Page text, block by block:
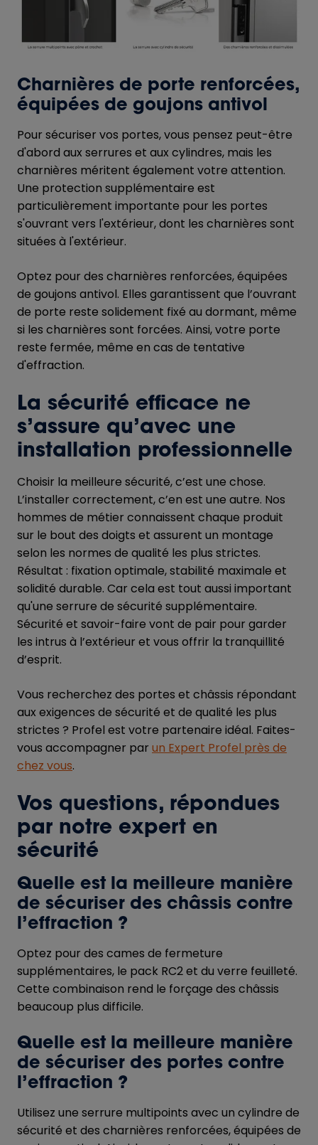
Charnières de porte renforcées,
équipées de goujons antivol
Pour sécuriser vos portes, vous pensez peut-être
d'abord aux serrures et aux cylindres, mais les
charnières méritent également votre attention.
Une protection supplémentaire est
particulièrement importante pour les portes
s'ouvrant vers l'extérieur, dont les charnières sont
situées à l'extérieur.
Optez pour des charnières renforcées, équipées
de goujons antivol. Elles garantissent que l’ouvrant
de porte reste solidement fixé au dormant, même
si les charnières sont forcées. Ainsi, votre porte
reste fermée, même en cas de tentative
d'effraction.
La sécurité efficace ne
s’assure qu’avec une
installation professionnelle
Choisir la meilleure sécurité, c’est une chose.
L’installer correctement, c’en est une autre. Nos
hommes de métier connaissent chaque produit
sur le bout des doigts et assurent un montage
selon les normes de qualité les plus strictes.
Résultat : fixation optimale, stabilité maximale et
solidité durable. Car cela est tout aussi important
qu'une serrure de sécurité supplémentaire.
Sécurité et savoir-faire vont de pair pour garder
les intrus à l’extérieur et vous offrir la tranquillité
d’esprit.
Vous recherchez des portes et châssis répondant
aux exigences de sécurité et de qualité les plus
strictes ? Profel est votre partenaire idéal. Faites-
vous accompagner par un Expert Profel près de
chez vous.
Vos questions, répondues
par notre expert en
sécurité
Quelle est la meilleure manière
de sécuriser des châssis contre
l’effraction ?
Optez pour des cames de fermeture
supplémentaires, le pack RC2 et du verre feuilleté.
Cette combinaison rend le forçage des châssis
beaucoup plus difficile.
Quelle est la meilleure manière
de sécuriser des portes contre
l’effraction ?
Utilisez une serrure multipoints avec un cylindre de
sécurité et des charnières renforcées, équipées de